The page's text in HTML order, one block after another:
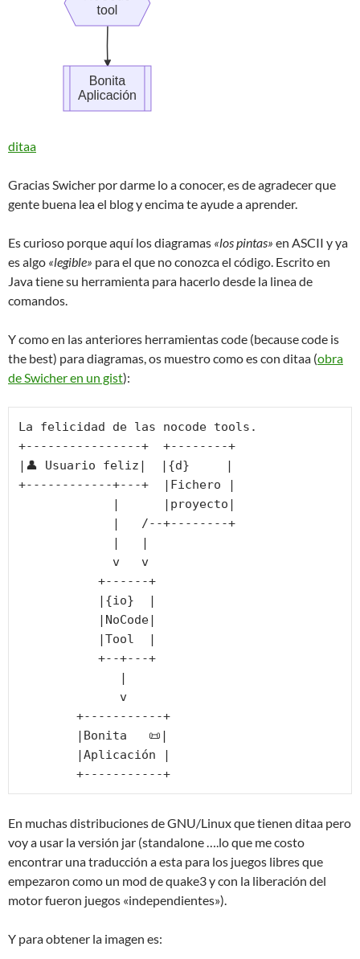
ditaa
Gracias Swicher por darme lo a conocer, es de agradecer que
gente buena lea el blog y encima te ayude a aprender.
Es curioso porque aquí los diagramas «los pintas» en ASCII y ya
es algo «legible» para el que no conozca el código. Escrito en
Java tiene su herramienta para hacerlo desde la linea de
comandos.
Y como en las anteriores herramientas code (because code is
the best) para diagramas, os muestro como es con ditaa (obra
de Swicher en un gist):
La felicidad de las nocode tools.
+----------------+  +--------+
|👤 Usuario feliz|  |{d}     |
+------------+---+  |Fichero |
En muchas distribuciones de GNU/Linux que tienen ditaa pero
voy a usar la versión jar (standalone ….lo que me costo
encontrar una traducción a esta para los juegos libres que
empezaron como un mod de quake3 y con la liberación del
motor fueron juegos «independientes»).
Y para obtener la imagen es: